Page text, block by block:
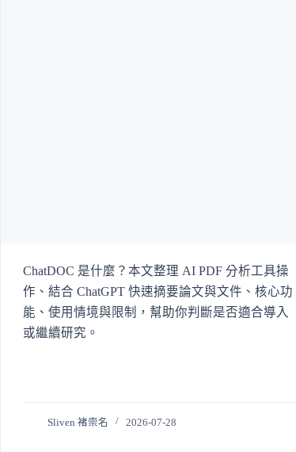
ChatDOC 是什麼？本文整理 AI PDF 分析工具操
作、結合 ChatGPT 快速摘要論文與文件、核心功
能、使用情境與限制，幫助你判斷是否適合導入
或繼續研究。
Sliven 褚崇名 2026-07-28